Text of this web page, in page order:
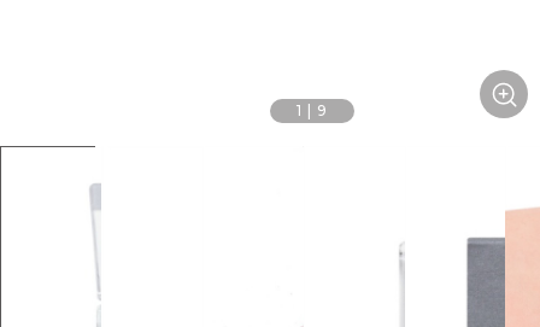
1 9